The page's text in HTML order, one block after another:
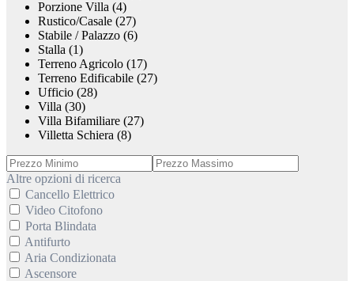
Porzione Villa (4)
Rustico/Casale (27)
Stabile / Palazzo (6)
Stalla (1)
Terreno Agricolo (17)
Terreno Edificabile (27)
Ufficio (28)
Villa (30)
Villa Bifamiliare (27)
Villetta Schiera (8)
Altre opzioni di ricerca
Cancello Elettrico
Video Citofono
Porta Blindata
Antifurto
Aria Condizionata
Ascensore